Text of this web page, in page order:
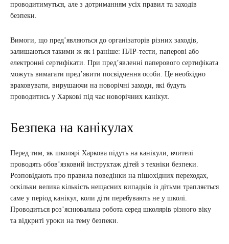
проводитимуться, але з дотриманням усіх правил та заходів
безпеки.
Вимоги, що пред’являються до організаторів різних заходів,
залишаються такими ж як і раніше: ПЛР-тести, паперові або
електронні сертифікати. При пред’явленні паперового сертифіката
можуть вимагати пред’явити посвідчення особи. Це необхідно
враховувати, вирушаючи на новорічні заходи, які будуть
проводитись у Харкові під час новорічних канікул.
Безпека на канікулах
Перед тим, як школярі Харкова підуть на канікули, вчителі
проводять обов’язковий інструктаж дітей з техніки безпеки.
Розповідають про правила поведінки на пішохідних переходах,
оскільки велика кількість нещасних випадків із дітьми трапляється
саме у період канікул, коли діти перебувають не у школі.
Проводиться роз’яснювальна робота серед школярів різного віку
та відкриті уроки на тему безпеки.